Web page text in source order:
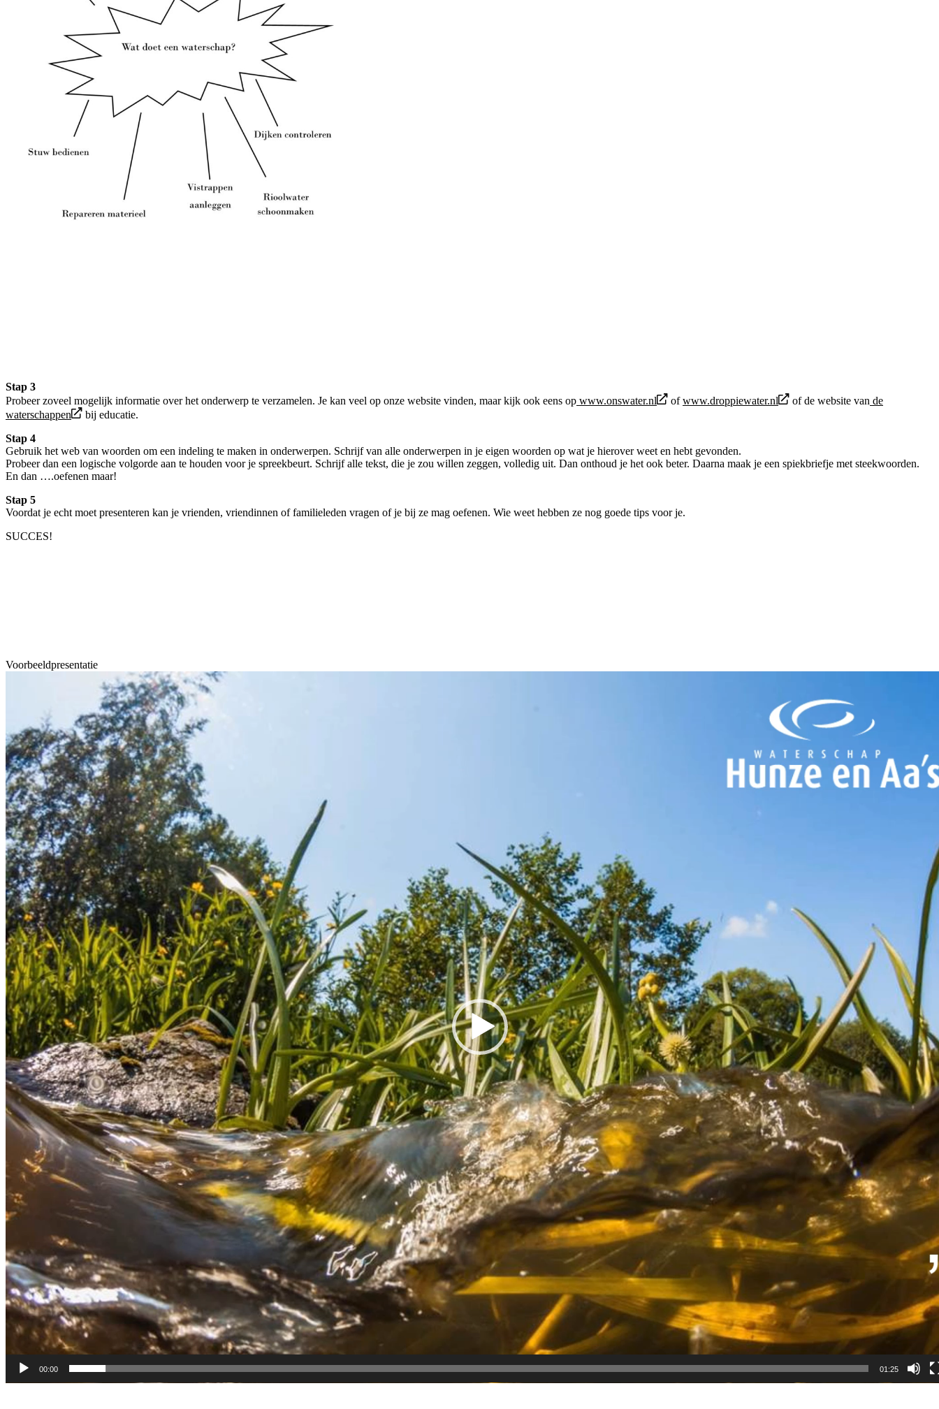
Stap 3
Probeer zoveel mogelijk informatie over het onderwerp te verzamelen. Je kan veel op onze website vinden, maar kijk ook eens op www.onswater.nl ofwww.droppiewater.nl of de website van de
waterschappen
bij educatie.
Stap 4
Gebruik het web van woorden om een indeling te maken in onderwerpen. Schrijf van alle onderwerpen in je eigen woorden op wat je hierover weet en hebt gevonden.
Probeer dan een logische volgorde aan te houden voor je spreekbeurt. Schrijf alle tekst, die je zou willen zeggen, volledig uit. Dan onthoud je het ook beter. Daarna maak je een spiekbriefje met steekwoorden.
En dan ….oefenen maar!
Stap 5
Voordat je echt moet presenteren kan je vrienden, vriendinnen of familieleden vragen of je bij ze mag oefenen. Wie weet hebben ze nog goede tips voor je.
SUCCES!
Voorbeeldpresentatie
00:00 01:25